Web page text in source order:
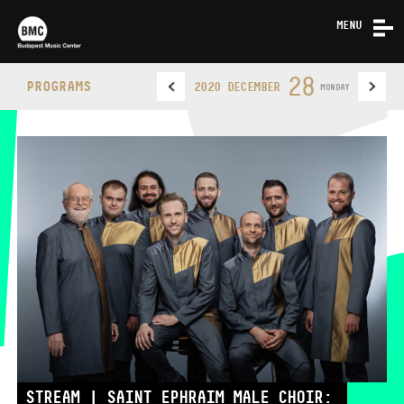
MENU
CONTACT
BUDAPEST MUSIC CENTER
PHONE
PHONE
TICKET OFFICE
OPENING HOURS
PROGRAMS 2020 DECEMBER 28 MONDAY
STREAM | SAINT EPHRAIM MALE CHOIR: